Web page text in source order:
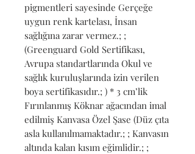
pigmentleri sayesinde Gerçeğe
uygun renk kartelası, İnsan
sağlığına zarar vermez.; ;
(Greenguard Gold Sertifikası,
Avrupa standartlarında Okul ve
sağlık kuruluşlarında izin verilen
boya sertifikasıdır.; ) * 3 cm’lik
Fırınlanmış Köknar ağacından imal
edilmiş Kanvasa Özel Şase (Düz çıta
asla kullanılmamaktadır.; ; Kanvasın
altında kalan kısım eğimlidir.; ;